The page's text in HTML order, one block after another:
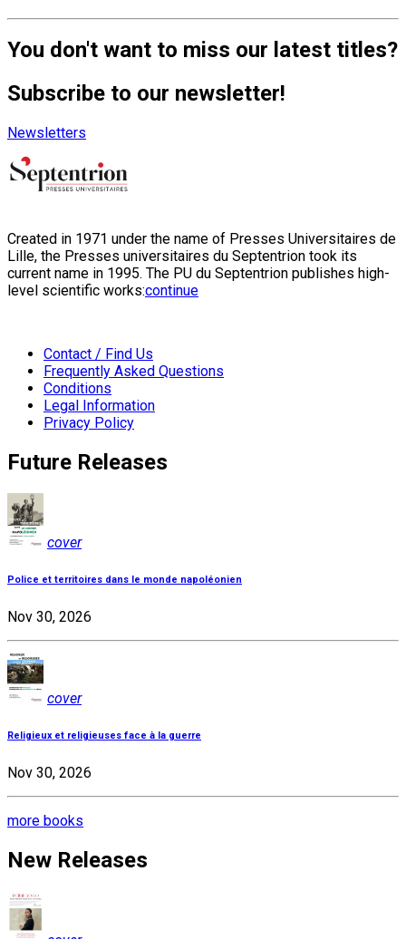
You don't want to miss our latest titles?
Subscribe to our newsletter!
Newsletters
Created in 1971 under the name of Presses Universitaires de
Lille, the Presses universitaires du Septentrion took its
current name in 1995. The PU du Septentrion publishes high-
level scientific works:continue
Contact / Find Us
Frequently Asked Questions
Conditions
Legal Information
Privacy Policy
Future Releases
cover
Police et territoires dans le monde napoléonien
Nov 30, 2026
cover
Religieux et religieuses face à la guerre
Nov 30, 2026
more books
New Releases